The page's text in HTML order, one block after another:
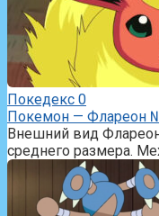
Покедекс 0
Покемон — Флареон
Внешний вид
среднего размера.